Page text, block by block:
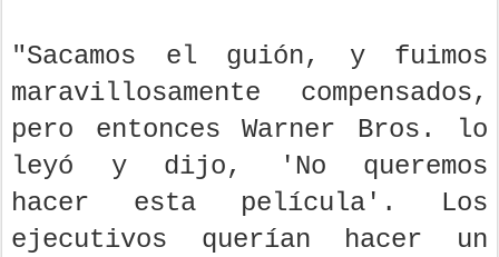
"Sacamos el guión, y fuimos
maravillosamente compensados,
pero entonces Warner Bros. lo
leyó y dijo, 'No queremos
hacer esta película'. Los
ejecutivos querían hacer un